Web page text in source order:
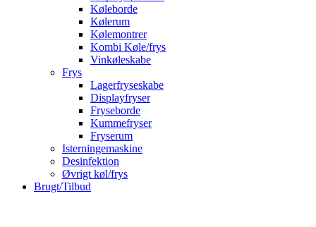
Køleborde
Kølerum
Kølemontrer
Kombi Køle/frys
Vinkøleskabe
Frys
Lagerfryseskabe
Displayfryser
Fryseborde
Kummefryser
Fryserum
Isterningemaskine
Desinfektion
Øvrigt køl/frys
Brugt/Tilbud